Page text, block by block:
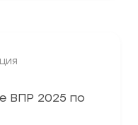
ВПР 2025 по